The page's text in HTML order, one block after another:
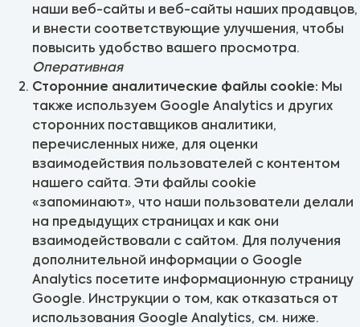
наши веб-сайты и веб-сайты наших продавцов,
и внести соответствующие улучшения, чтобы
повысить удобство вашего просмотра.
Оперативная
Сторонние аналитические файлы cookie: Мы
также используем Google Analytics и других
сторонних поставщиков аналитики,
перечисленных ниже, для оценки
взаимодействия пользователей с контентом
нашего сайта. Эти файлы cookie
«запоминают», что наши пользователи делали
на предыдущих страницах и как они
взаимодействовали с сайтом. Для получения
дополнительной информации о Google
Analytics посетите информационную страницу
Google. Инструкции о том, как отказаться от
использования Google Analytics, см. ниже.